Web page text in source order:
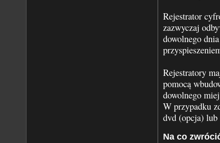
Rejestrator
zazwyczaj
dowolnego
Rejestratory
pomocą
dowolnego
W przypadku
dvd (opcja) lub
Na co